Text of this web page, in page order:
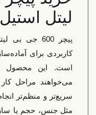
لیتل
پیچر 600 جی بی
کاربردی برای
است. این محصول
می‌خواهند مراحل کار
سریع‌تر و منظم‌تر
مثل جنس، حجم یا